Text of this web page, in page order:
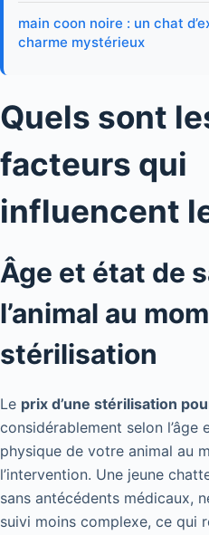
main coon noire : un chat
charme mystérieux
Quels sont
facteurs qui
influencent
Âge et état de
l’animal au
stérilisation
Le prix d’une stérilisation
considérablement selon l’âge
physique de votre animal au
l’intervention. Une jeune
sans antécédents médicaux,
suivi moins complexe, ce qui